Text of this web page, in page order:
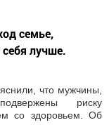
семье,
себя лучше.
что мужчины,
риску
со здоровьем. Об